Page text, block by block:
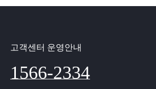
고객센터 운영안내
1566-2334